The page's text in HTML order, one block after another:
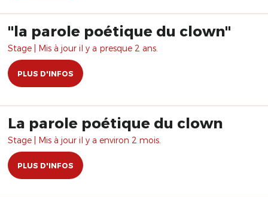
"la parole poétique du clown"
Stage | Mis à jour il y a presque 2 ans.
PLUS D'INFOS
La parole poétique du clown
Stage | Mis à jour il y a environ 2 mois.
PLUS D'INFOS